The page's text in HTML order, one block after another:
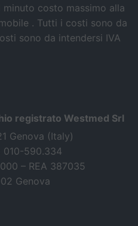
costo massimo alla
. Tutti i costi sono da
sono da intendersi IVA
registrato Westmed Srl
Genova (Italy)
010-590.334
– REA 387035
Genova